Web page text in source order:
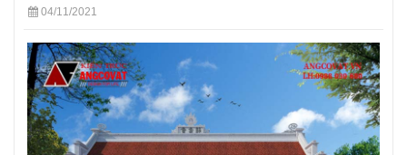
04/11/2021